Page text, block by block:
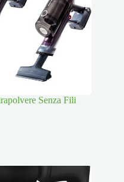
Senza Fili